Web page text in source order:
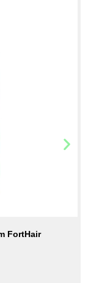
FortHair